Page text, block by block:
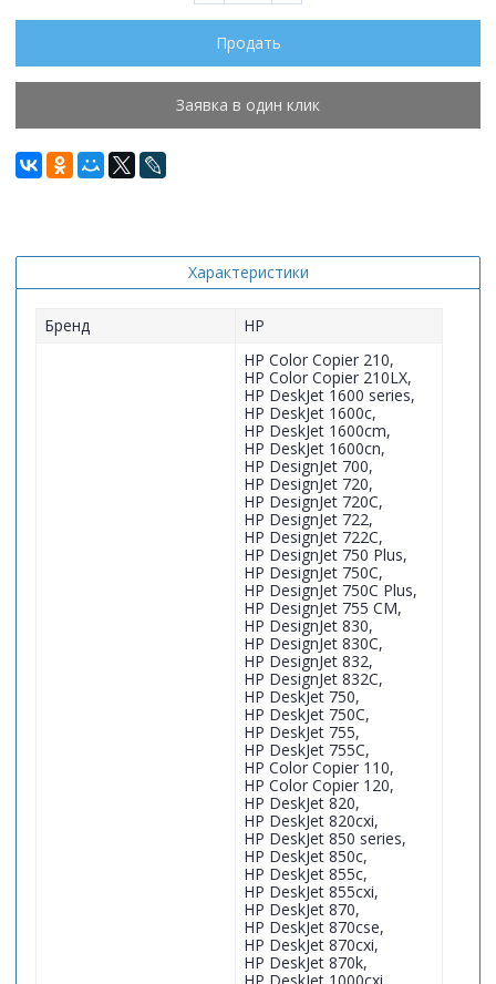
Продать
Заявка в один клик
Характеристики
Бренд HP
HP Color Copier 210,
HP Color Copier 210LX,
HP DeskJet 1600 series,
HP DeskJet 1600c,
HP DeskJet 1600cm,
HP DeskJet 1600cn,
HP DesignJet 700,
HP DesignJet 720,
HP DesignJet 720C,
HP DesignJet 722,
HP DesignJet 722C,
HP DesignJet 750 Plus,
HP DesignJet 750C,
HP DesignJet 750C Plus,
HP DesignJet 755 CM,
HP DesignJet 830,
HP DesignJet 830C,
HP DesignJet 832,
HP DesignJet 832C,
HP DeskJet 750,
HP DeskJet 750C,
HP DeskJet 755,
HP DeskJet 755C,
HP Color Copier 110,
HP Color Copier 120,
HP DeskJet 820,
HP DeskJet 820cxi,
HP DeskJet 850 series,
HP DeskJet 850c,
HP DeskJet 855c,
HP DeskJet 855cxi,
HP DeskJet 870,
HP DeskJet 870cse,
HP DeskJet 870cxi,
HP DeskJet 870k,
HP DeskJet 1000cxi,